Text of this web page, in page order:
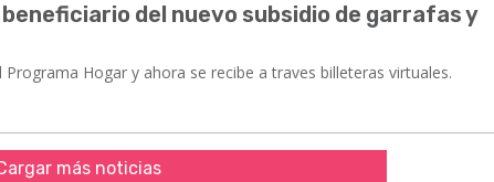
del nuevo subsidio de garrafas y
Hogar y ahora se recibe a traves billeteras virtuales.
más noticias